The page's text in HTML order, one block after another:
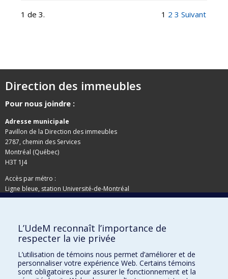
1 de 3. 1 2 3 Suivant
Direction des immeubles
Pour nous joindre :
Adresse municipale
Pavillon de la Direction des immeubles
2787, chemin des Services
Montréal (Québec)
H3T 1J4
Accès par métro :
Ligne bleue, station Université-de-Montréal
Pavillon de la Direction des immeubles
C.P. 6128, succursale Centre-ville
Montréal (Québec)
H3C 3J7
L’UdeM reconnaît l’importance de
respecter la vie privée
L’utilisation de témoins nous permet d’améliorer et de
personnaliser votre expérience Web. Certains témoins
sont obligatoires pour assurer le fonctionnement et la